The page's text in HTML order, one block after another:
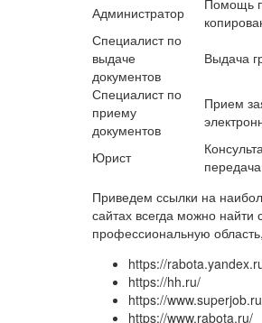
Администратор
Помощь
Специалист по
выдаче
документов
Выдача
Специалист по
приему
документов
Прием
Юрист
Приведем ссылки на
сайтах всегда можно
профессиональную
https://
https://hh.ru/
https://
https://www.rabota.ru/